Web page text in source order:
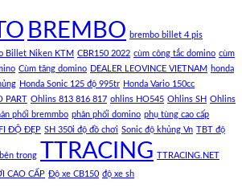
BREMBO brembo billet 4 pis
Billet Niken KTM CBR150 2022 cùm công tắc domino cùm
Cùm tăng domino DEALER LEOVINCE VIETNAM honda
Honda Sonic 125 độ 995tr Honda Vario 150cc
PART Ohlins 813 816 817 ohlins HO545 Ohlins SH Ohlins
phối bremmbo phân phối domino phụ tùng cao cấp
ĐỘ ĐẸP SH 350i độ đồ chơi Sonic độ khủng Vn TBT độ
trong TTRACING TTRACING.NET
CAO CẤP Độ xe CB150 độ xe sh